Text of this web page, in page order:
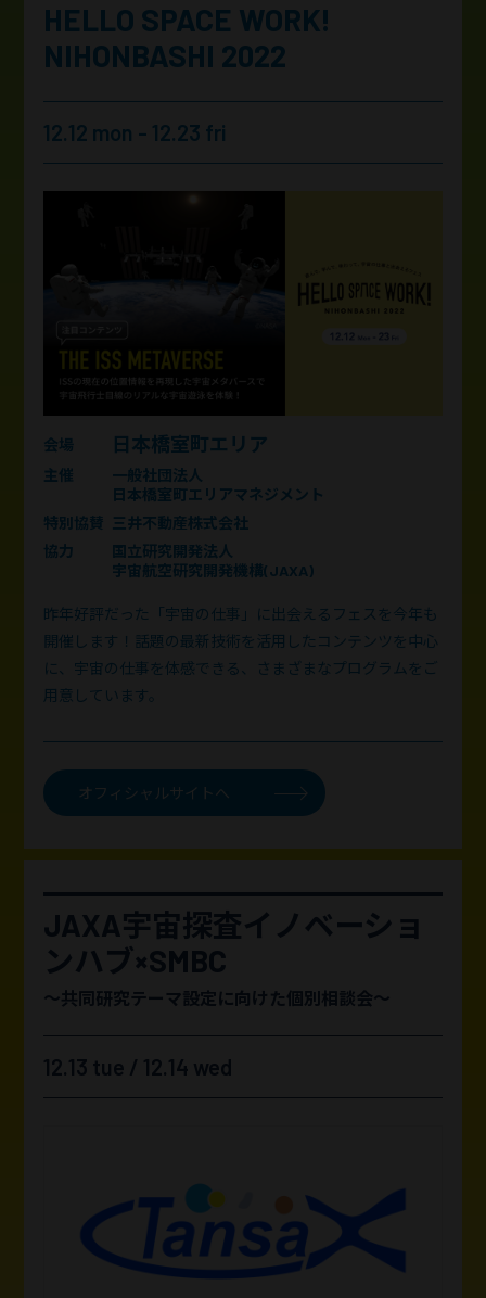
HELLO SPACE WORK!
NIHONBASHI 2022
12.12 mon - 12.23 fri
会場 日本橋室町エリア
主催
⼀般社団法⼈
⽇本橋室町エリアマネジメント
特別協賛 三井不動産株式会社
協力
国⽴研究開発法⼈
宇宙航空研究開発機構(JAXA)
昨年好評だった「宇宙の仕事」に出会えるフェスを今年も
開催します！話題の最新技術を活用したコンテンツを中心
に、宇宙の仕事を体感できる、さまざまなプログラムをご
用意しています。
オフィシャルサイトへ
JAXA宇宙探査イノベーショ
ンハブ×SMBC
～共同研究テーマ設定に向けた個別相談会～
12.13 tue / 12.14 wed